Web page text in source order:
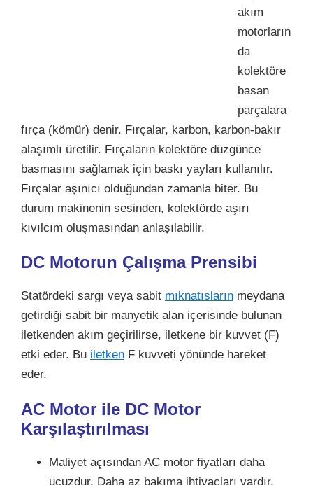
akım
motorların
da
kolektöre
basan
parçalara
fırça (kömür) denir. Fırçalar, karbon, karbon-bakır
alaşımlı üretilir. Fırçaların kolektöre düzgünce
basmasını sağlamak için baskı yayları kullanılır.
Fırçalar aşınıcı olduğundan zamanla biter. Bu
durum makinenin sesinden, kolektörde aşırı
kıvılcım oluşmasından anlaşılabilir.
DC Motorun Çalışma Prensibi
Statördeki sargı veya sabit mıknatısların meydana
getirdiği sabit bir manyetik alan içerisinde bulunan
iletkenden akım geçirilirse, iletkene bir kuvvet (F)
etki eder. Bu iletken F kuvveti yönünde hareket
eder.
AC Motor ile DC Motor
Karşılaştırılması
Maliyet açısından AC motor fiyatları daha
ucuzdur. Daha az bakıma ihtiyaçları vardır.